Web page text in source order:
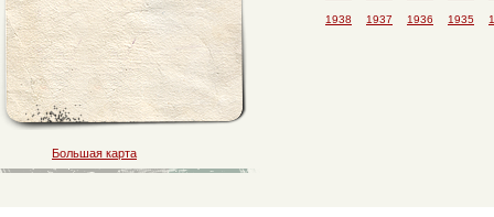
1938 1937 1936 1935
Большая карта